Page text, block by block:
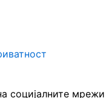
социјалните